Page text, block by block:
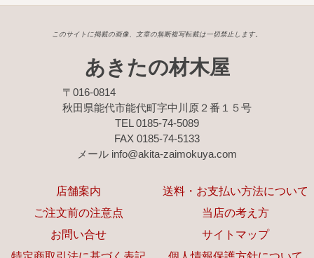
このサイトに掲載の画像、文章の無断複写転載は一切禁止します。
あきたの材木屋
〒016-0814
秋田県能代市能代町字中川原２番１５号
TEL 0185-74-5089
FAX 0185-74-5133
メール info@akita-zaimokuya.com
店舗案内
送料・お支払い方法について
ご注文前の注意点
当店の考え方
お問い合せ
サイトマップ